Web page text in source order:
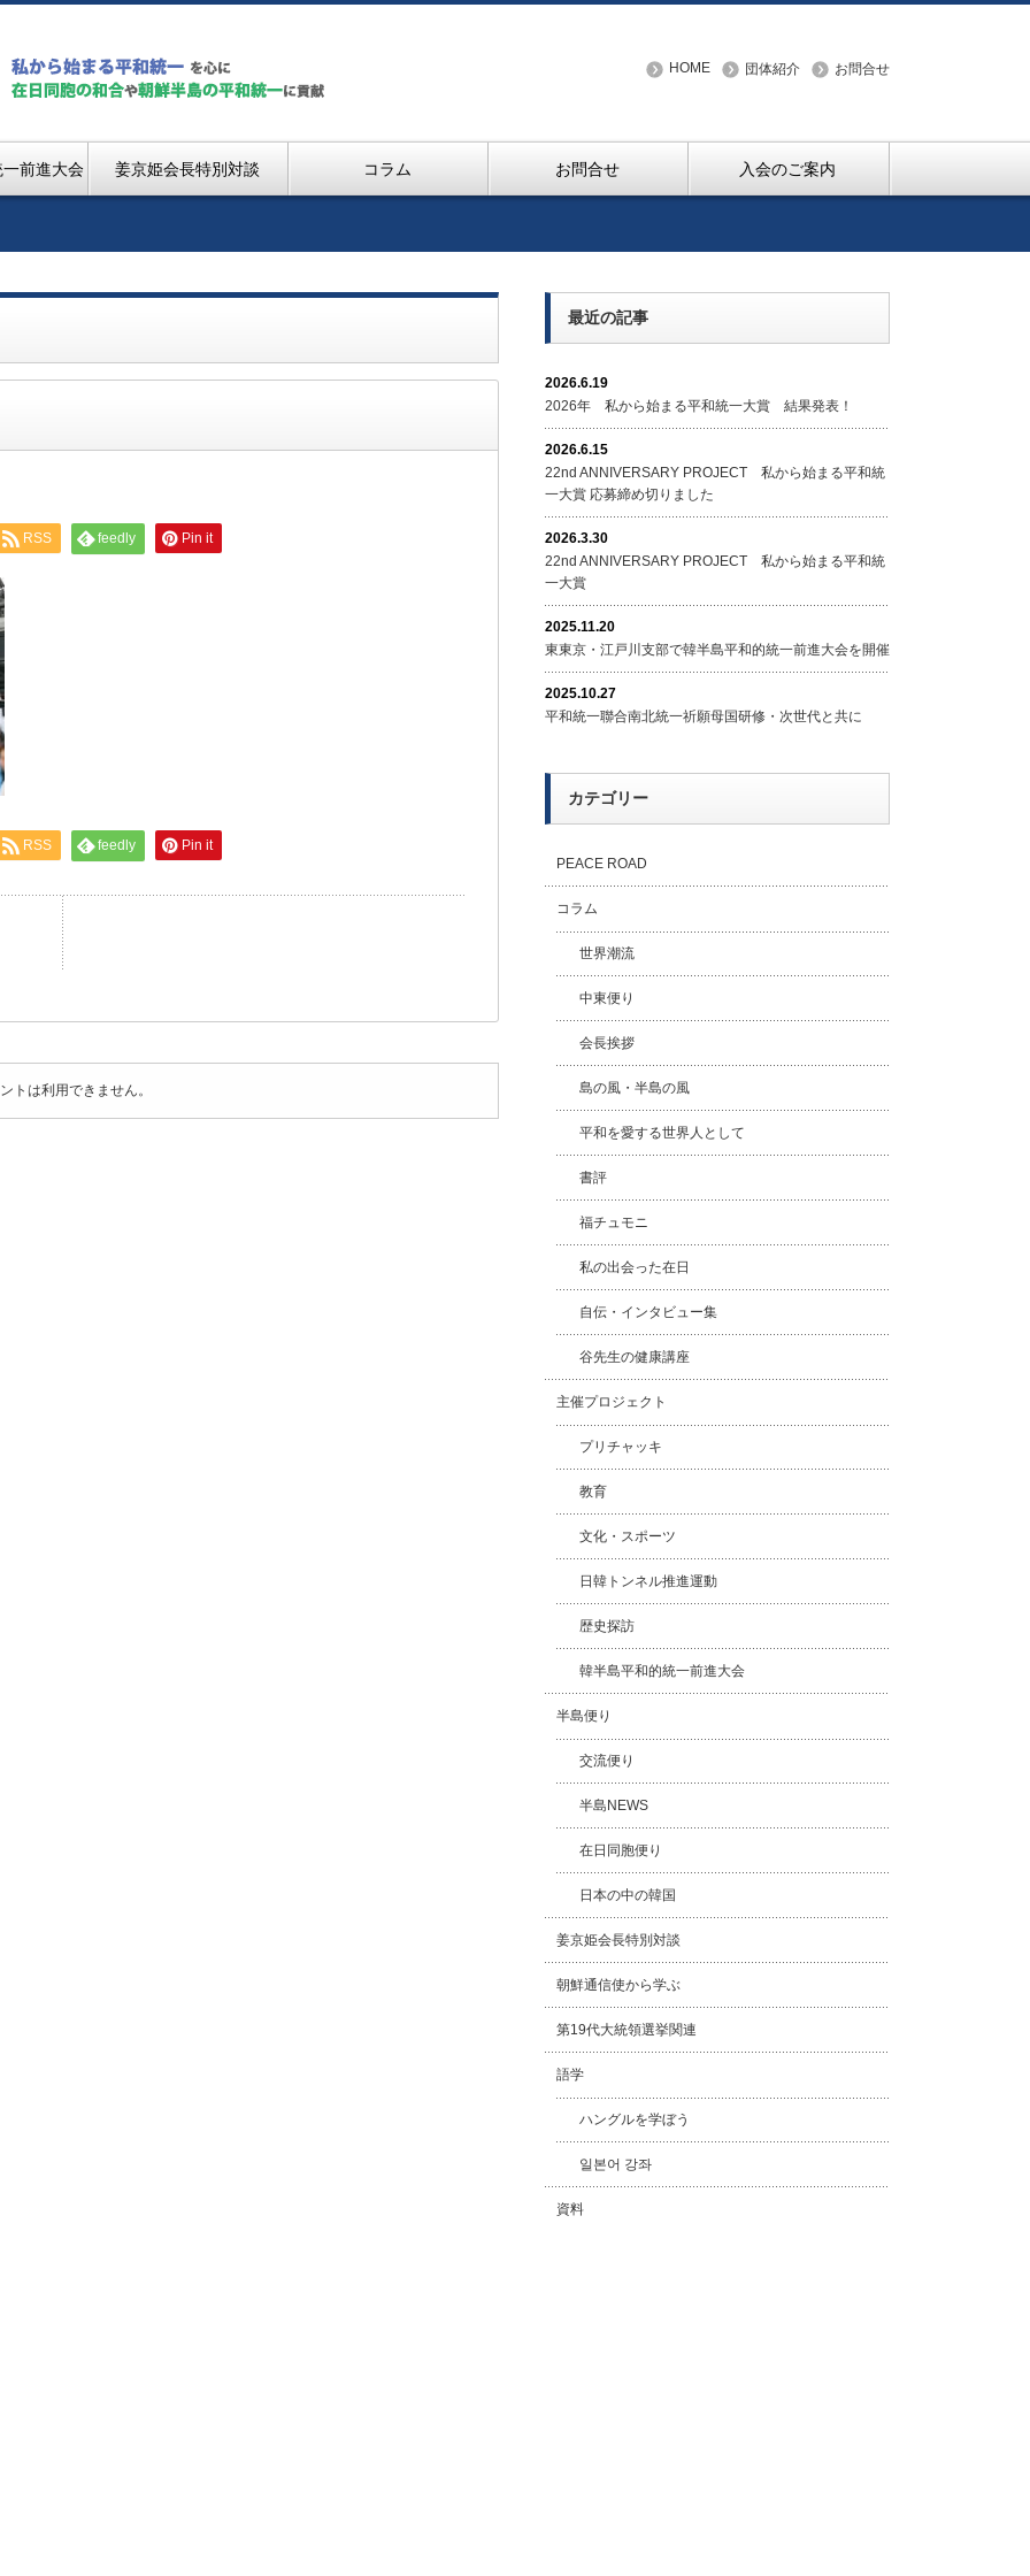
HOME 団体紹介 お問合せ
前進大会 姜京姫会長特別対談 コラム お問合せ 入会のご案内
RSS feedly Pin it
RSS feedly Pin it
トは利用できません。
最近の記事
2026.6.19
2026年 私から始まる平和統一大賞 結果発表！
2026.6.15
22nd ANNIVERSARY PROJECT 私から始まる平和統
一大賞 応募締め切りました
2026.3.30
22nd ANNIVERSARY PROJECT 私から始まる平和統
一大賞
2025.11.20
東東京・江戸川支部で韓半島平和的統一前進大会を開催
2025.10.27
平和統一聯合南北統一祈願母国研修・次世代と共に
カテゴリー
PEACE ROAD
コラム
世界潮流
中東便り
会長挨拶
島の風・半島の風
平和を愛する世界人として
書評
福チュモニ
私の出会った在日
自伝・インタビュー集
谷先生の健康講座
主催プロジェクト
プリチャッキ
教育
文化・スポーツ
日韓トンネル推進運動
歴史探訪
韓半島平和的統一前進大会
半島便り
交流便り
半島NEWS
在日同胞便り
日本の中の韓国
姜京姫会長特別対談
朝鮮通信使から学ぶ
第19代大統領選挙関連
語学
ハングルを学ぼう
일본어 강좌
資料